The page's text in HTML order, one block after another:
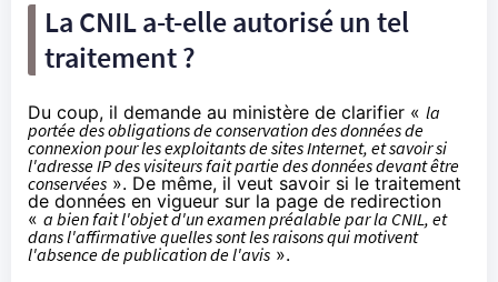
La CNIL a-t-elle autorisé un tel
traitement ?
Du coup, il demande au ministère de clarifier « la
portée des obligations de conservation des données de
connexion pour les exploitants de sites Internet, et savoir si
l'adresse IP des visiteurs fait partie des données devant être
conservées ». De même, il veut savoir si le traitement
de données en vigueur sur la page de redirection
« a bien fait l'objet d'un examen préalable par la CNIL, et
dans l'affirmative quelles sont les raisons qui motivent
l'absence de publication de l'avis ».